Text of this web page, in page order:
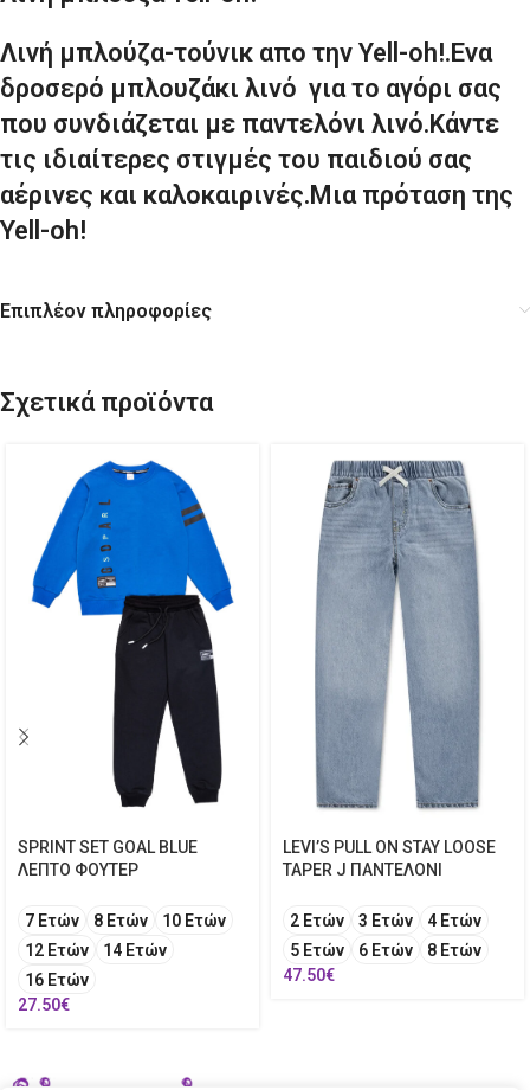
Λινή μπλούζα-τούνικ απο την Yell-oh!.Ενα
δροσερό μπλουζάκι λινό για το αγόρι σας
που συνδιάζεται με παντελόνι λινό.Κάντε
τις ιδιαίτερες στιγμές του παιδιού σας
αέρινες και καλοκαιρινές.Μια πρόταση της
Yell-oh!
Επιπλέον πληροφορίες
Σχετικά προϊόντα
SPRINT SET GOAL BLUE
ΛΕΠΤΟ ΦΟΥΤΕΡ
7 Ετών 8 Ετών
10 Ετών
12 Ετών
14 Ετών
16 Ετών
27.50€
LEVI’S PULL ON STAY LOOSE
TAPER J ΠΑΝΤΕΛΟΝΙ
2 Ετών 3 Ετών
4 Ετών
5 Ετών
6 Ετών
8 Ετών
47.50€